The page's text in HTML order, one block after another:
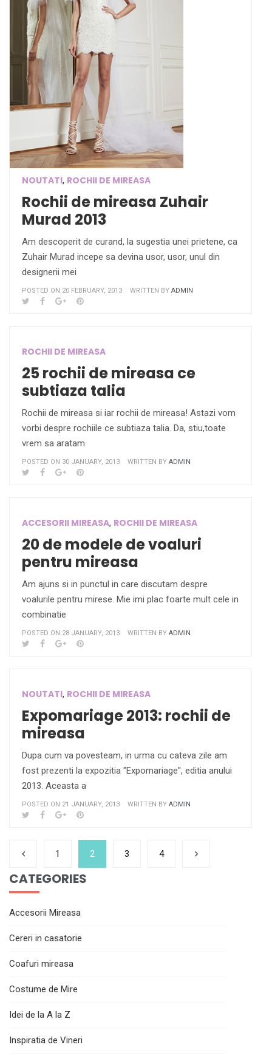
NOUTATI, ROCHII DE MIREASA
Rochii de mireasa Zuhair
Murad 2013
Am descoperit de curand, la sugestia unei prietene, ca
Zuhair Murad incepe sa devina usor, usor, unul din
designerii mei
POSTED ON 20 FEBRUARY, 2013 WRITTEN BY ADMIN
ROCHII DE MIREASA
25 rochii de mireasa ce
subtiaza talia
Rochii de mireasa si iar rochii de mireasa! Astazi vom
vorbi despre rochiile ce subtiaza talia. Da, stiu,toate
vrem sa aratam
POSTED ON 30 JANUARY, 2013 WRITTEN BY ADMIN
ACCESORII MIREASA, ROCHII DE MIREASA
20 de modele de voaluri
pentru mireasa
Am ajuns si in punctul in care discutam despre
voalurile pentru mirese. Mie imi plac foarte mult cele in
combinatie
POSTED ON 28 JANUARY, 2013 WRITTEN BY ADMIN
NOUTATI, ROCHII DE MIREASA
Expomariage 2013: rochii de
mireasa
Dupa cum va povesteam, in urma cu cateva zile am
fost prezenti la expozitia "Expomariage", editia anului
2013. Aceasta a
POSTED ON 21 JANUARY, 2013 WRITTEN BY ADMIN
1 2 3 4
CATEGORIES
Accesorii Mireasa
Cereri in casatorie
Coafuri mireasa
Costume de Mire
Idei de la A la Z
Inspiratia de Vineri